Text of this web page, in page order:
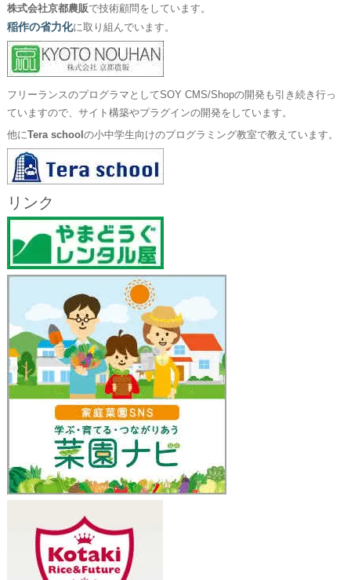
株式会社京都農販で技術顧問をしています。
稲作の省力化に取り組んでいます。
フリーランスのプログラマとしてSOY CMS/Shopの開発も引き続き行っ
ていますので、サイト構築やプラグインの開発をしています。
他にTera school の小中学生向けのプログラミング教室で教えています。
リンク